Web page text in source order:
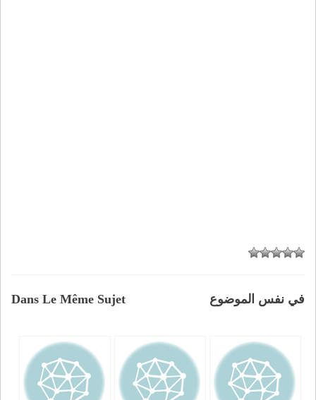
Dans Le Même Sujet في نفس الموضوع